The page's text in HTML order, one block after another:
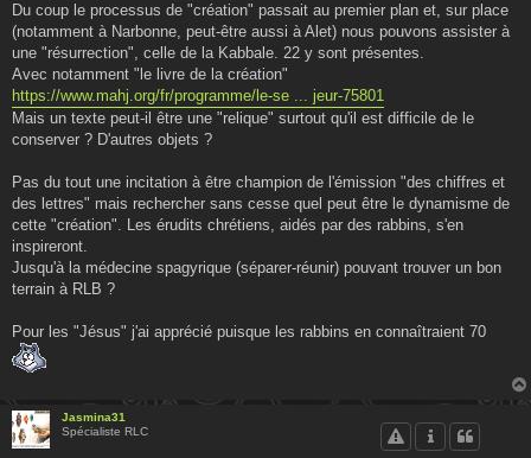
Du coup le processus de "création" passait au premier plan et, sur place
(notamment à Narbonne, peut-être aussi à Alet) nous pouvons assister à
une "résurrection", celle de la Kabbale. 22 y sont présentes.
Avec notamment "le livre de la création"
https://www.mahj.org/fr/programme/le-se ... jeur-75801
Mais un texte peut-il être une "relique" surtout qu'il est difficile de le
conserver ? D'autres objets ?
Pas du tout une incitation à être champion de l'émission "des chiffres et
des lettres" mais rechercher sans cesse quel peut être le dynamisme de
cette "création". Les érudits chrétiens, aidés par des rabbins, s'en
inspireront.
Jusqu'à la médecine spagyrique (séparer-réunir) pouvant trouver un bon
terrain à RLB ?
Pour les "Jésus" j'ai apprécié puisque les rabbins en connaîtraient 70
Jasmina31
Spécialiste RLC